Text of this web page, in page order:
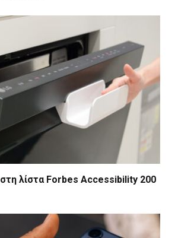
λίστα Forbes Accessibility 200